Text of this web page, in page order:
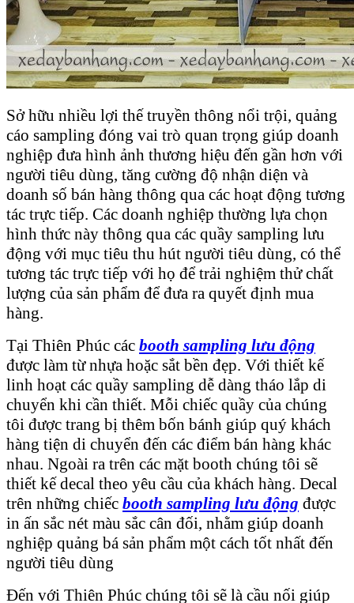
Sở hữu nhiều lợi thế truyền thông nổi trội, quảng
cáo sampling đóng vai trò quan trọng giúp doanh
nghiệp đưa hình ảnh thương hiệu đến gần hơn với
người tiêu dùng, tăng cường độ nhận diện và
doanh số bán hàng thông qua các hoạt động tương
tác trực tiếp. Các doanh nghiệp thường lựa chọn
hình thức này thông qua các quầy sampling lưu
động với mục tiêu thu hút người tiêu dùng, có thể
tương tác trực tiếp với họ để trải nghiệm thử chất
lượng của sản phẩm để đưa ra quyết định mua
hàng.
Tại Thiên Phúc các booth sampling lưu động
được làm từ nhựa hoặc sắt bền đẹp. Với thiết kế
linh hoạt các quầy sampling dễ dàng tháo lắp di
chuyển khi cần thiết. Mỗi chiếc quầy của chúng
tôi được trang bị thêm bốn bánh giúp quý khách
hàng tiện di chuyển đến các điểm bán hàng khác
nhau. Ngoài ra trên các mặt booth chúng tôi sẽ
thiết kế decal theo yêu cầu của khách hàng. Decal
trên những chiếc booth sampling lưu động được
in ấn sắc nét màu sắc cân đối, nhằm giúp doanh
nghiệp quảng bá sản phẩm một cách tốt nhất đến
người tiêu dùng
Đến với Thiên Phúc chúng tôi sẽ là cầu nối giúp